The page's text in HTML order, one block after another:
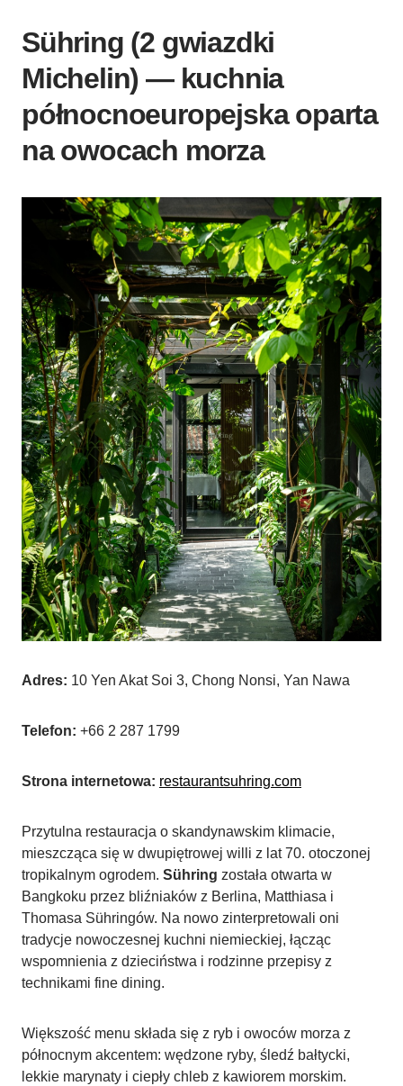
Sühring (2 gwiazdki
Michelin) — kuchnia
północnoeuropejska oparta
na owocach morza
Adres: 10 Yen Akat Soi 3, Chong Nonsi, Yan Nawa
Telefon: +66 2 287 1799
Strona internetowa: restaurantsuhring.com
Przytulna restauracja o skandynawskim klimacie,
mieszcząca się w dwupiętrowej willi z lat 70. otoczonej
tropikalnym ogrodem. Sühring została otwarta w
Bangkoku przez bliźniaków z Berlina, Matthiasa i
Thomasa Sühringów. Na nowo zinterpretowali oni
tradycje nowoczesnej kuchni niemieckiej, łącząc
wspomnienia z dzieciństwa i rodzinne przepisy z
technikami fine dining.
Większość menu składa się z ryb i owoców morza z
północnym akcentem: wędzone ryby, śledź bałtycki,
lekkie marynaty i ciepły chleb z kawiorem morskim.